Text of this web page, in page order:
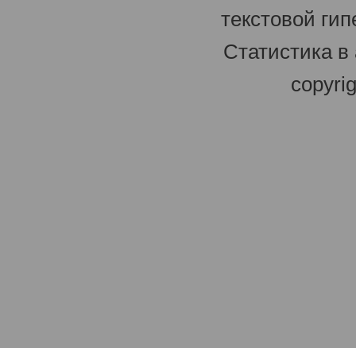
текстовой
Статистика